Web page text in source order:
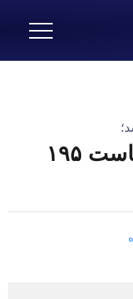
شیر ۴۲ هزار تومانی و ماست ۱۹۵